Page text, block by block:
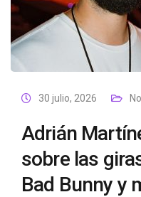
30 julio, 2026
Adrián
sobre las
Bad Bunny y